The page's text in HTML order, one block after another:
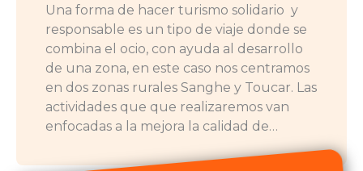
Una forma de hacer turismo solidario y
responsable es un tipo de viaje donde se
combina el ocio, con ayuda al desarrollo
de una zona, en este caso nos centramos
en dos zonas rurales Sanghe y Toucar. Las
actividades que que realizaremos van
enfocadas a la mejora la calidad de…